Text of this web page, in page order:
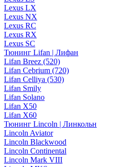
Lexus LX
Lexus NX
Lexus RC
Lexus RX
Lexus SC
Тюнинг Lifan | Лифан
Lifan Breez (520)
Lifan Cebrium (720)
Lifan Celliya (530)
Lifan Smily
Lifan Solano
Lifan X50
Lifan X60
Тюнинг Lincoln | Линкольн
Lincoln Aviator
Lincoln Blackwood
Lincoln Continental
Lincoln Mark VIII